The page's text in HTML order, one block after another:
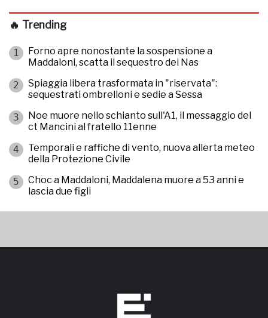
🔥 Trending
1
Forno apre nonostante la sospensione a
Maddaloni, scatta il sequestro dei Nas
2
Spiaggia libera trasformata in "riservata":
sequestrati ombrelloni e sedie a Sessa
3
Noe muore nello schianto sull'A1, il messaggio del
ct Mancini al fratello 11enne
4
Temporali e raffiche di vento, nuova allerta meteo
della Protezione Civile
5
Choc a Maddaloni, Maddalena muore a 53 anni e
lascia due figli